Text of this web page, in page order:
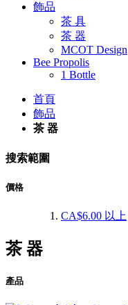
飾品
茶 具
茶 器
MCOT Design
Bee Propolis
1 Bottle
首頁
飾品
茶 器
搜索範圍
價格
CA$6.00 以上
茶 器
產品